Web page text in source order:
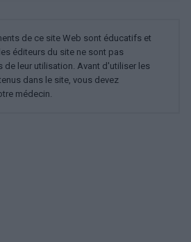
de ce site Web sont éducatifs et
éditeurs du site ne sont pas
leur utilisation. Avant d'utiliser les
dans le site, vous devez
médecin.